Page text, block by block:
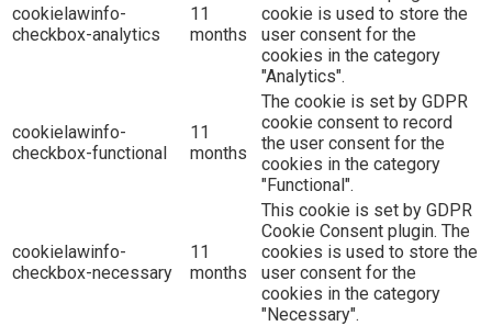
cookielawinfo-
checkbox-analytics
11
months
cookie is used to store the
user consent for the
cookies in the category
"Analytics".
cookielawinfo-
checkbox-functional
11
months
The cookie is set by GDPR
cookie consent to record
the user consent for the
cookies in the category
"Functional".
cookielawinfo-
checkbox-necessary
11
months
This cookie is set by GDPR
Cookie Consent plugin. The
cookies is used to store the
user consent for the
cookies in the category
"Necessary".